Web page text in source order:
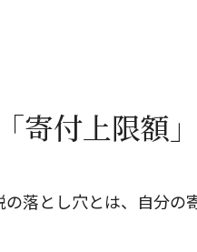
寄付上限額
の落とし穴とは、自分の